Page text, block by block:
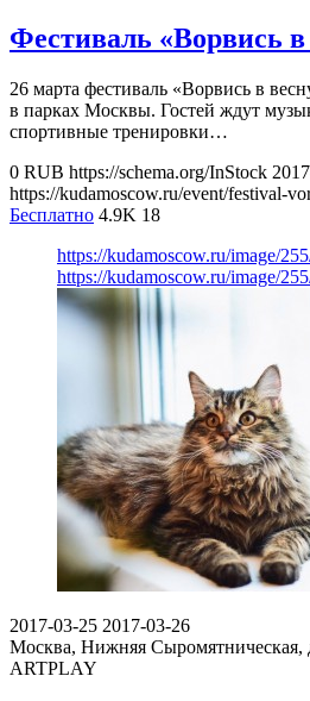
Фестиваль «Ворвись в
26 марта фестиваль «Ворвись в
в парках Москвы. Гостей ждут
спортивные тренировки…
0 RUB https://schema.org/InStock
https://kudamoscow.ru/event/festival-
Бесплатно 4.9K 18
https://kudamoscow.ru/image/
https://kudamoscow.ru/image/
2017-03-25 2017-03-26
Москва, Нижняя Сыромятническая,
ARTPLAY